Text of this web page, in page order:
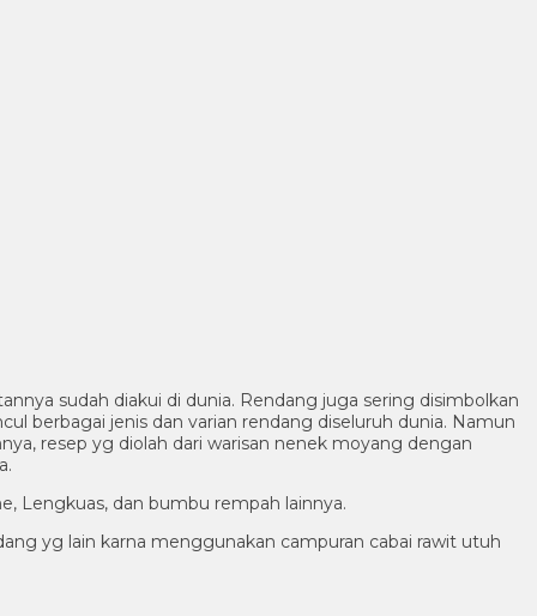
sudah diakui di dunia. Rendang juga sering disimbolkan
berbagai jenis dan varian rendang diseluruh dunia. Namun
resep yg diolah dari warisan nenek moyang dengan
Lengkuas, dan bumbu rempah lainnya.
yg lain karna menggunakan campuran cabai rawit utuh